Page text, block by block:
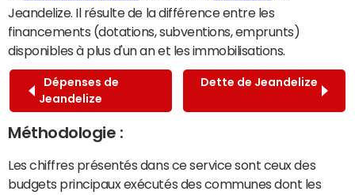
Jeandelize. Il résulte de la différence entre les
financements (dotations, subventions, emprunts)
disponibles à plus d'un an et les immobilisations.
Dépenses de
Jeandelize
Dette de Jeandelize
Méthodologie :
Les chiffres présentés dans ce service sont ceux des
budgets principaux exécutés des communes dont les